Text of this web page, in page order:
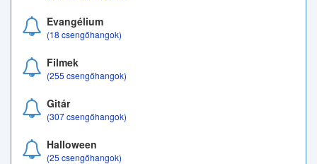
Evangélium
(18 csengőhangok)
Filmek
(255 csengőhangok)
Gitár
(307 csengőhangok)
Halloween
(25 csengőhangok)